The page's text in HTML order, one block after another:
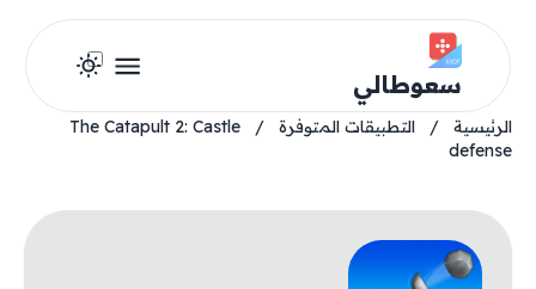
سعوطالي
الرئيسية / التطبيقات المتوفرة /
The Catapult 2: Castle
defense